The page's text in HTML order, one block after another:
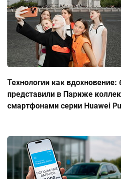
Технологии как
представили в Париже
смартфонами серии Huawei